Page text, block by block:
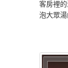
客房裡
泡大眾